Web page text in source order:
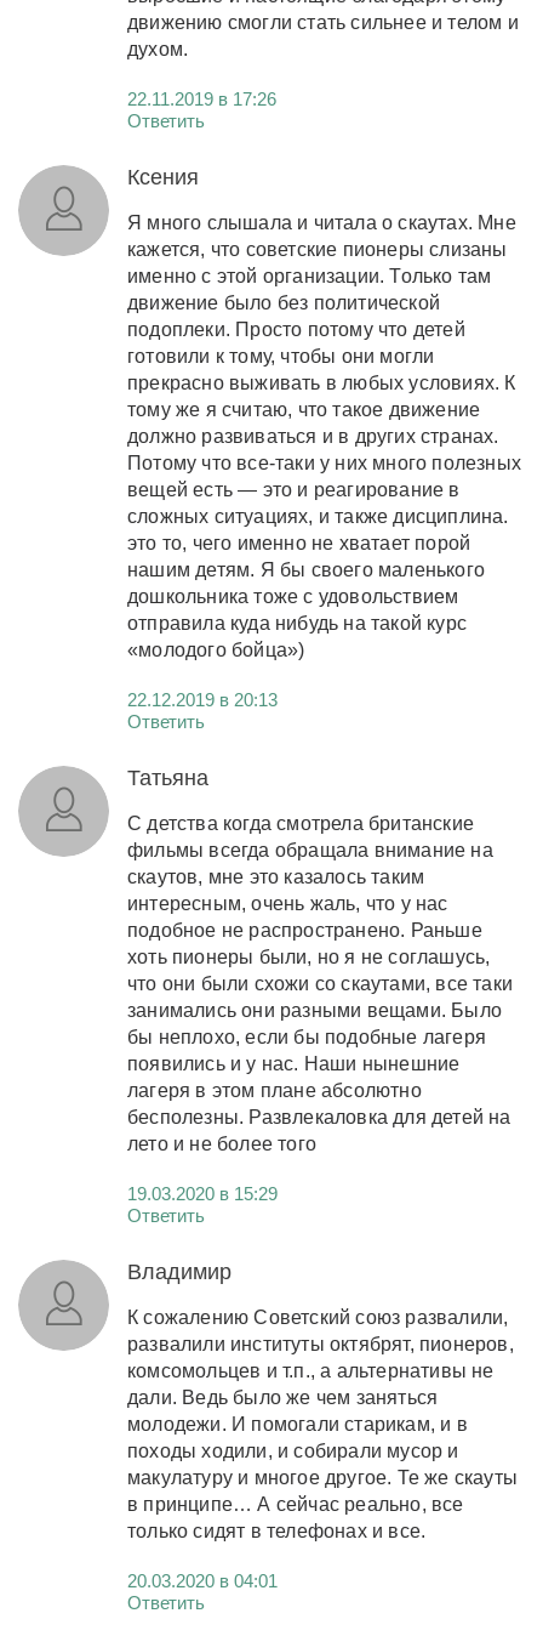
движению смогли стать сильнее и телом и
духом.
22.11.2019 в 17:26
Ответить
Ксения
Я много слышала и читала о скаутах. Мне
кажется, что советские пионеры слизаны
именно с этой организации. Только там
движение было без политической
подоплеки. Просто потому что детей
готовили к тому, чтобы они могли
прекрасно выживать в любых условиях. К
тому же я считаю, что такое движение
должно развиваться и в других странах.
Потому что все-таки у них много полезных
вещей есть — это и реагирование в
сложных ситуациях, и также дисциплина.
это то, чего именно не хватает порой
нашим детям. Я бы своего маленького
дошкольника тоже с удовольствием
отправила куда нибудь на такой курс
«молодого бойца»)
22.12.2019 в 20:13
Ответить
Татьяна
С детства когда смотрела британские
фильмы всегда обращала внимание на
скаутов, мне это казалось таким
интересным, очень жаль, что у нас
подобное не распространено. Раньше
хоть пионеры были, но я не соглашусь,
что они были схожи со скаутами, все таки
занимались они разными вещами. Было
бы неплохо, если бы подобные лагеря
появились и у нас. Наши нынешние
лагеря в этом плане абсолютно
бесполезны. Развлекаловка для детей на
лето и не более того
19.03.2020 в 15:29
Ответить
Владимир
К сожалению Советский союз развалили,
развалили институты октябрят, пионеров,
комсомольцев и т.п., а альтернативы не
дали. Ведь было же чем заняться
молодежи. И помогали старикам, и в
походы ходили, и собирали мусор и
макулатуру и многое другое. Те же скауты
в принципе… А сейчас реально, все
только сидят в телефонах и все.
20.03.2020 в 04:01
Ответить